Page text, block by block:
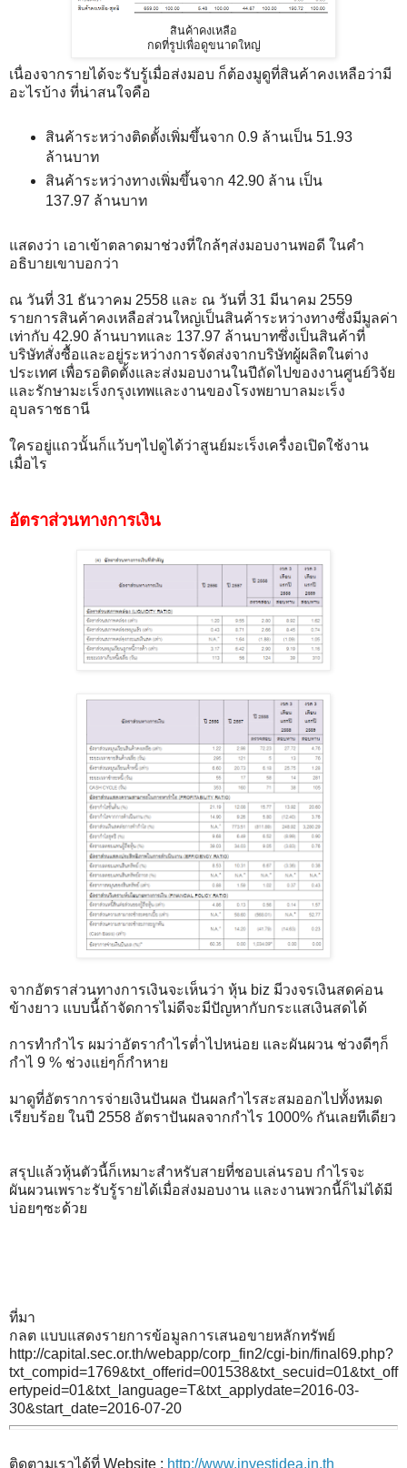
สินค้าคงเหลือ
กดที่รูปเพื่อดูขนาดใหญ่
เนื่องจากรายได้จะรับรู้เมื่อส่งมอบ ก็ต้องมูดูที่สินค้าคงเหลือว่ามี
อะไรบ้าง ที่น่าสนใจคือ
สินค้าระหว่างติดตั้งเพิ่มขึ้นจาก 0.9 ล้านเป็น 51.93
ล้านบาท
สินค้าระหว่างทางเพิ่มขึ้นจาก 42.90 ล้าน เป็น
137.97 ล้านบาท
แสดงว่า เอาเข้าตลาดมาช่วงที่ใกล้ๆส่งมอบงานพอดี ในคำ
อธิบายเขาบอกว่า
ณ วันที่ 31 ธันวาคม 2558 และ ณ วันที่ 31 มีนาคม 2559
รายการสินค้าคงเหลือส่วนใหญ่เป็นสินค้าระหว่างทางซึ่งมีมูลค่า
เท่ากับ 42.90 ล้านบาทและ 137.97 ล้านบาทซึ่งเป็นสินค้าที่
บริษัทสั่งซื้อและอยู่ระหว่างการจัดส่งจากบริษัทผู้ผลิตในต่าง
ประเทศ เพื่อรอติดตั้งและส่งมอบงานในปีถัดไปของงานศูนย์วิจัย
และรักษามะเร็งกรุงเทพและงานของโรงพยาบาลมะเร็ง
อุบลราชธานี
ใครอยู่แถวนั้นก็แว้บๆไปดูได้ว่าสูนย์มะเร็งเครื่งอเปิดใช้งาน
เมื่อไร
อัตราส่วนทางการเงิน
จากอัตราส่วนทางการเงินจะเห็นว่า หุ้น biz มีวงจรเงินสดค่อน
ข้างยาว แบบนี้ถ้าจัดการไม่ดีจะมีปัญหากับกระแสเงินสดได้
การทำกำไร ผมว่าอัตรากำไรต่ำไปหน่อย และผันผวน ช่วงดีๆก็
กำไ 9 % ช่วงแย่ๆก็กำหาย
มาดูที่อัตราการจ่ายเงินปันผล ปันผลกำไรสะสมออกไปทั้งหมด
เรียบร้อย ในปี 2558 อัตราปันผลจากกำไร 1000% กันเลยทีเดียว
สรุปแล้วหุ้นตัวนี้ก็เหมาะสำหรับสายที่ชอบเล่นรอบ กำไรจะ
ผันผวนเพราะรับรู้รายได้เมื่อส่งมอบงาน และงานพวกนี้ก็ไม่ได้มี
บ่อยๆซะด้วย
ที่มา
กลต แบบแสดงรายการข้อมูลการเสนอขายหลักทรัพย์
http://capital.sec.or.th/webapp/corp_fin2/cgi-bin/final69.php?
txt_compid=1769&txt_offerid=001538&txt_secuid=01&txt_off
ertypeid=01&txt_language=T&txt_applydate=2016-03-
30&start_date=2016-07-20
ติดตามเราได้ที่ Website : http://www.investidea.in.th